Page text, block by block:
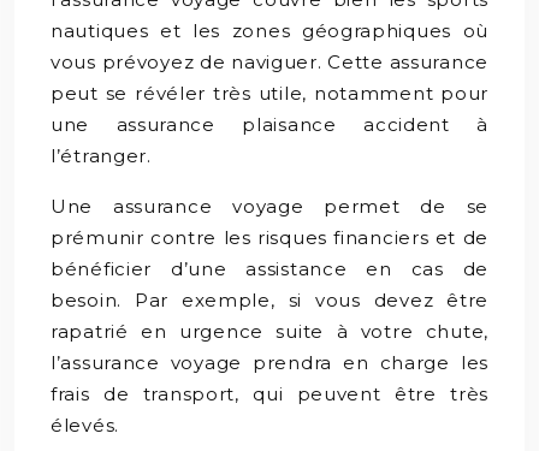
nautiques et les zones géographiques où
vous prévoyez de naviguer. Cette assurance
peut se révéler très utile, notamment pour
une assurance plaisance accident à
l’étranger.
Une assurance voyage permet de se
prémunir contre les risques financiers et de
bénéficier d’une assistance en cas de
besoin. Par exemple, si vous devez être
rapatrié en urgence suite à votre chute,
l’assurance voyage prendra en charge les
frais de transport, qui peuvent être très
élevés.